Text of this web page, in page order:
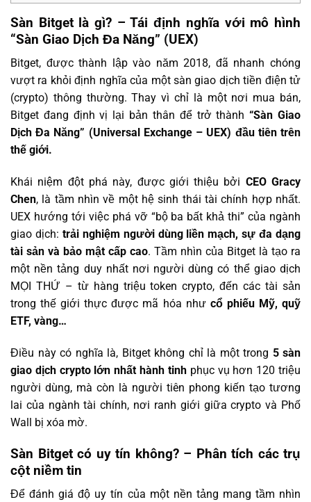
Sàn Bitget là gì? – Tái định nghĩa với mô hình
“Sàn Giao Dịch Đa Năng” (UEX)
Bitget, được thành lập vào năm 2018, đã nhanh chóng
vượt ra khỏi định nghĩa của một sàn giao dịch tiền điện tử
(crypto) thông thường. Thay vì chỉ là một nơi mua bán,
Bitget đang định vị lại bản thân để trở thành“Sàn Giao
Dịch Đa Năng” (Universal Exchange – UEX) đầu tiên trên
thế giới.
Khái niệm đột phá này, được giới thiệu bởi CEO Gracy
Chen, là tầm nhìn về một hệ sinh thái tài chính hợp nhất.
UEX hướng tới việc phá vỡ “bộ ba bất khả thi” của ngành
giao dịch: trải nghiệm người dùng liền mạch, sự đa dạng
tài sản và bảo mật cấp cao. Tầm nhìn của Bitget là tạo ra
một nền tảng duy nhất nơi người dùng có thể giao dịch
MỌI THỨ – từ hàng triệu token crypto, đến các tài sản
trong thế giới thực được mã hóa như cổ phiếu Mỹ, quỹ
ETF, vàng…
Điều này có nghĩa là, Bitget không chỉ là một trong 5 sàn
giao dịch crypto lớn nhất hành tinhphục vụ hơn 120 triệu
người dùng, mà còn là người tiên phong kiến tạo tương
lai của ngành tài chính, nơi ranh giới giữa crypto và Phố
Wall bị xóa mờ.
Sàn Bitget có uy tín không? – Phân tích các trụ
cột niềm tin
Để đánh giá độ uy tín của một nền tảng mang tầm nhìn